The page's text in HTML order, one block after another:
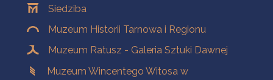
Siedziba
Muzeum Historii Tarnowa i Regionu
Muzeum Ratusz - Galeria Sztuki Dawnej
Muzeum Wincentego Witosa w